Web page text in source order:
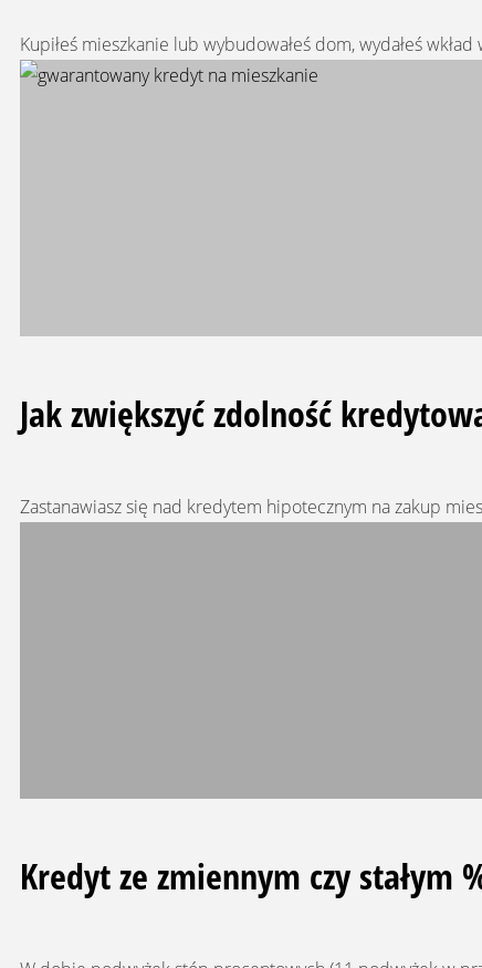
Kupiłeś mieszkanie lub wybudowałeś dom, wydałeś
Jak zwiększyć zdolność
Zastanawiasz się nad kredytem hipotecznym na zakup
Kredyt ze zmiennym czy stałym